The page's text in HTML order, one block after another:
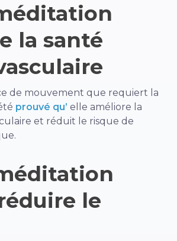
la santé
de mouvement que requiert la
prouvé qu’ elle améliore la
et réduit le risque de
le